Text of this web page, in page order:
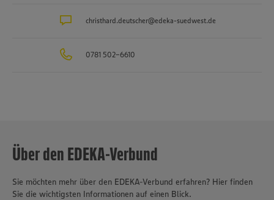
christhard.deutscher@edeka-suedwest.de
0781 502-6610
Über den EDEKA-Verbund
Sie möchten mehr über den EDEKA-Verbund erfahren? Hier finden
Sie die wichtigsten Informationen auf einen Blick.